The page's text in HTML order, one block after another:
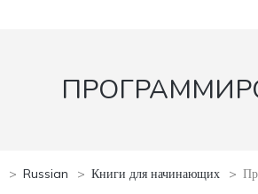
> Russian > Книги для начинающих >